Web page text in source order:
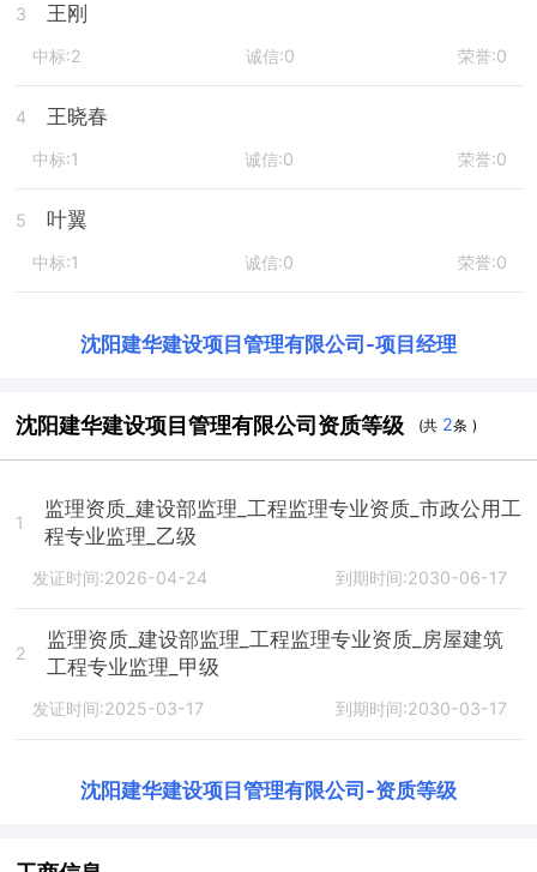
3 王刚
中标:2 诚信:0 荣誉:0
4 王晓春
中标:1 诚信:0 荣誉:0
5 叶翼
中标:1 诚信:0 荣誉:0
沈阳建华建设项目管理有限公司 -项目经理
沈阳建华建设项目管理有限公司资质等级 (共 2条 )
1
监理资质_建设部监理_工程监理专业资质_市政公用工
程专业监理_乙级
发证时间:2026-04-24 到期时间:2030-06-17
2
监理资质_建设部监理_工程监理专业资质_房屋建筑
工程专业监理_甲级
发证时间:2025-03-17 到期时间:2030-03-17
沈阳建华建设项目管理有限公司 -资质等级